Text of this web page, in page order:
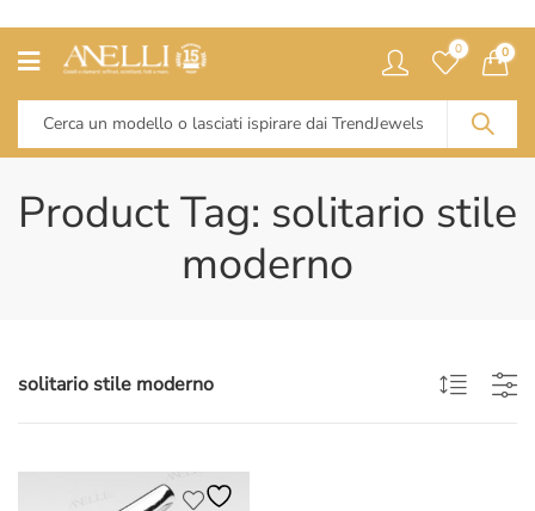
0 0
Product Tag: solitario stile
moderno
solitario stile moderno